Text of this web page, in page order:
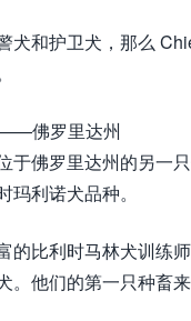
犬和护卫犬，那么
佛罗里达州
于佛罗里达州的另一
利诺犬品种。
的比利时马林犬训练
。他们的第一只种畜